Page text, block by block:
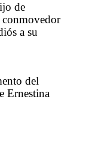
de
a su
del
Ernestina